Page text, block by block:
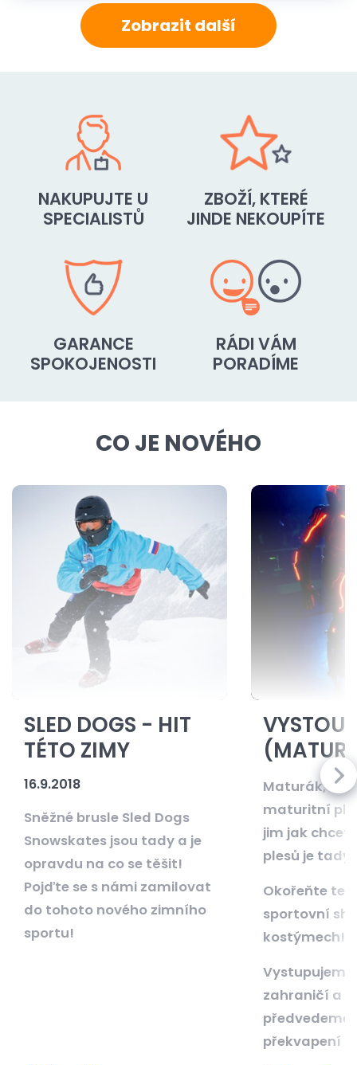
Zobrazit další
NAKUPUJTE U
SPECIALISTŮ
ZBOŽÍ, KTERÉ
JINDE NEKOUPÍTE
GARANCE
SPOKOJENOSTI
RÁDI VÁM
PORADÍME
CO JE NOVÉHO
SLED DOGS - HIT
TÉTO ZIMY
16.9.2018
Sněžné brusle Sled Dogs
Snowskates jsou tady a je
opravdu na co se těšit!
Pojďte se s námi zamilovat
do tohoto nového zimního
sportu!
Maturák,
maturitní
jim jak
plesů je tady!
Okořeňte
sportovní
kostýmech!
Vystupujeme
zahraničí a
předvedeme
překvapení i